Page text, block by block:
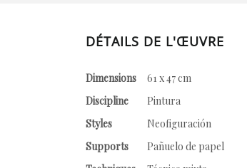
DÉTAILS DE L'ŒUVRE
Dimensions
61 x 47 cm
Discipline
Pintura
Styles
Neofiguración
Supports
Pañuelo de papel